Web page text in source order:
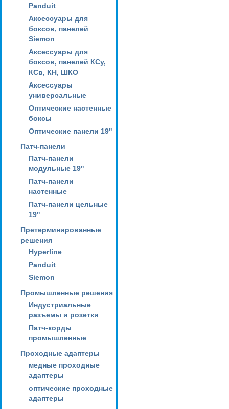
Panduit
Аксессуары для
боксов, панелей
Siemon
Аксессуары для
боксов, панелей КСу,
КСв, КН, ШКО
Аксессуары
универсальные
Оптические настенные
боксы
Оптические панели 19"
Патч-панели
Патч-панели
модульные 19"
Патч-панели
настенные
Патч-панели цельные
19"
Претерминированные
решения
Hyperline
Panduit
Siemon
Промышленные решения
Индустриальные
разъемы и розетки
Патч-корды
промышленные
Проходные адаптеры
медные проходные
адаптеры
оптические проходные
адаптеры